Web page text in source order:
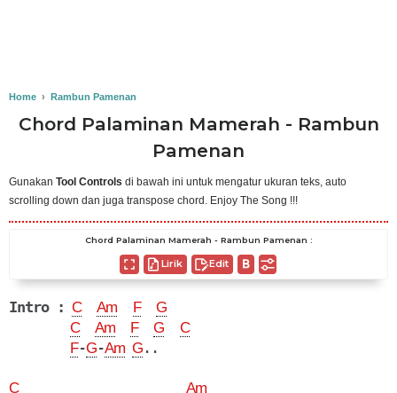
Home › Rambun Pamenan
Chord Palaminan Mamerah - Rambun
Pamenan
Gunakan Tool Controls di bawah ini untuk mengatur ukuran teks, auto
scrolling down dan juga transpose chord. Enjoy The Song !!!
Chord Palaminan Mamerah - Rambun Pamenan :
Lirik Edit
Intro : C Am F
G
C
Am F G
C
F-G-Am G ..
C Am